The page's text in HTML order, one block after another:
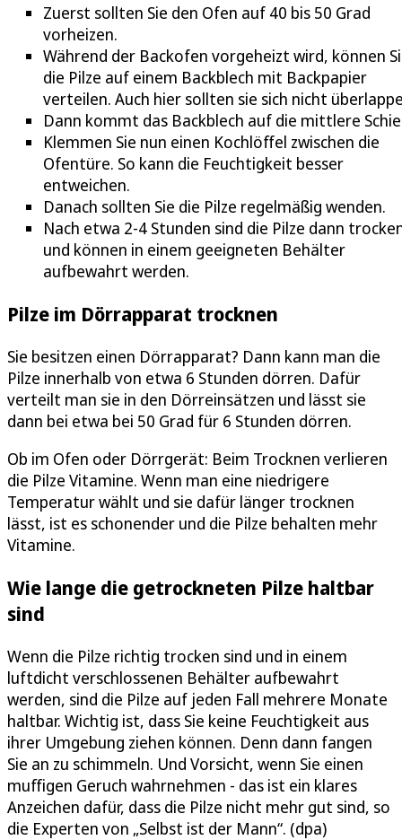
Zuerst sollten Sie den Ofen auf 40 bis 50 Grad
vorheizen.
Während der Backofen vorgeheizt wird, können
die Pilze auf einem Backblech mit Backpapier
verteilen. Auch hier sollten sie sich nicht
Dann kommt das Backblech auf die mittlere
Klemmen Sie nun einen Kochlöffel zwischen die
Ofentüre. So kann die Feuchtigkeit besser
entweichen.
Danach sollten Sie die Pilze regelmäßig wenden.
Nach etwa 2-4 Stunden sind die Pilze dann
und können in einem geeigneten Behälter
aufbewahrt werden.
Pilze im Dörrapparat trocknen
Sie besitzen einen Dörrapparat? Dann kann man die
Pilze innerhalb von etwa 6 Stunden dörren. Dafür
verteilt man sie in den Dörreinsätzen und lässt sie
dann bei etwa bei 50 Grad für 6 Stunden dörren.
Ob im Ofen oder Dörrgerät: Beim Trocknen verlieren
die Pilze Vitamine. Wenn man eine niedrigere
Temperatur wählt und sie dafür länger trocknen
lässt, ist es schonender und die Pilze behalten mehr
Vitamine.
Wie lange die getrockneten Pilze haltbar
sind
Wenn die Pilze richtig trocken sind und in einem
luftdicht verschlossenen Behälter aufbewahrt
werden, sind die Pilze auf jeden Fall mehrere Monate
haltbar. Wichtig ist, dass Sie keine Feuchtigkeit aus
ihrer Umgebung ziehen können. Denn dann fangen
Sie an zu schimmeln. Und Vorsicht, wenn Sie einen
muffigen Geruch wahrnehmen - das ist ein klares
Anzeichen dafür, dass die Pilze nicht mehr gut sind, so
die Experten von „Selbst ist der Mann“. (dpa)